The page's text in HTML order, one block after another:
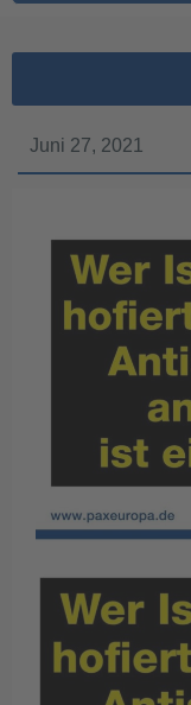
Juni 27, 2021